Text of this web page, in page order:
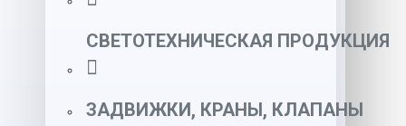
СВЕТОТЕХНИЧЕСКАЯ ПРОДУКЦИЯ
ЗАДВИЖКИ, КРАНЫ, КЛАПАНЫ